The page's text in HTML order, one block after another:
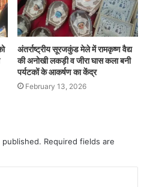
अंतर्राष्ट्रीय सूरजकुंड मेले में रामकृष्ण वैद्य
की अनोखी लकड़ी व जीरा घास कला बनी
पर्यटकों के आकर्षण का केंद्र
February 13, 2026
Required fields are